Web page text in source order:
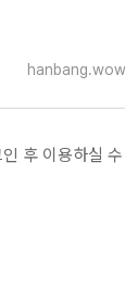
후 이용하실